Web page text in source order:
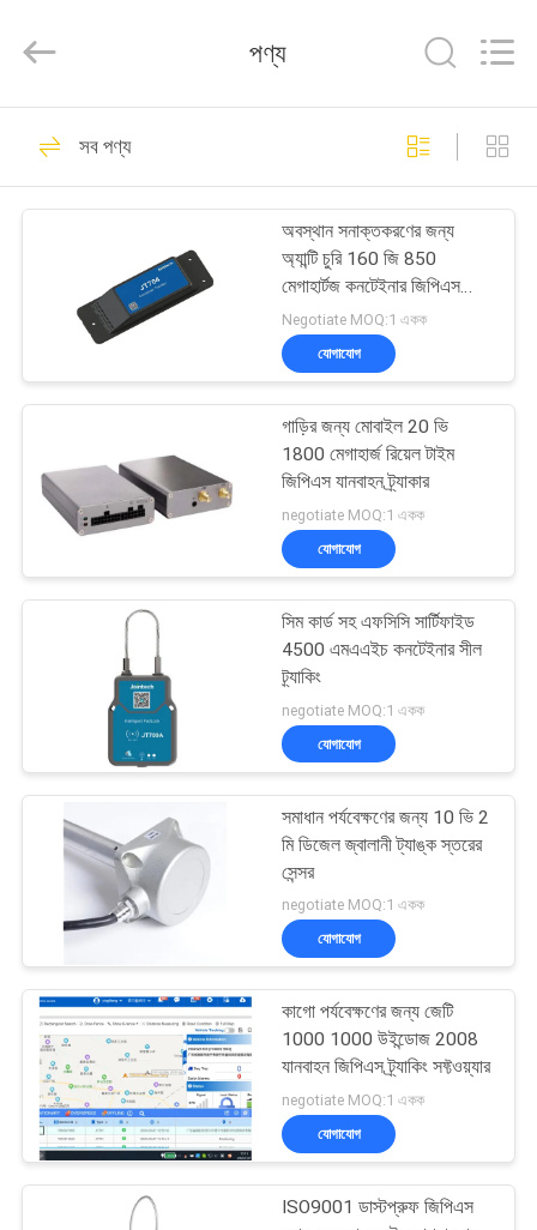
পণ্য
প্রদর্শন
আমাদের
কারখানা
করুন
উদ্ধৃতির
জন্য
আবেদন
সাইট
ম্যাপ
PRIVACY
Reserved.
জিপিএস ট্র্যাকিং প্যাডলক
190
জিপিএস কনটেইনার লক
113
জিপিএস স্মার্ট লক
87
স্মার্ট ব্লুটুথ প্যাডলক
86
পণ্য
সব পণ্য
অবস্থান সনাক্তকরণের জন্য
অ্যান্টি চুরি 160 জি 850
মেগাহার্টজ কনটেইনার জিপিএস
ট্র্যাকার
Negotiate MOQ:1 একক
যোগাযোগ
গাড়ির জন্য মোবাইল 20 ভি
1800 মেগাহার্জ রিয়েল টাইম
জিপিএস যানবাহন ট্র্যাকার
negotiate MOQ:1 একক
যোগাযোগ
সিম কার্ড সহ এফসিসি সার্টিফাইড
4500 এমএএইচ কনটেইনার সীল
ট্র্যাকিং
negotiate MOQ:1 একক
যোগাযোগ
সমাধান পর্যবেক্ষণের জন্য 10 ভি 2
মি ডিজেল জ্বালানী ট্যাঙ্ক স্তরের
সেন্সর
negotiate MOQ:1 একক
যোগাযোগ
কাগো পর্যবেক্ষণের জন্য জেটি
1000 1000 উইন্ডোজ 2008
যানবাহন জিপিএস ট্র্যাকিং সফ্টওয়্যার
negotiate MOQ:1 একক
যোগাযোগ
ISO9001 ডাস্টপ্রুফ জিপিএস